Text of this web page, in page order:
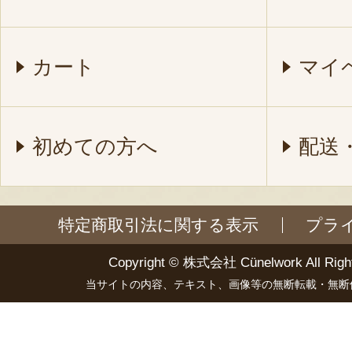
カート マイ
初めての方へ 配送
特定商取引法に関する表示 プラ
Copyright © 株式会社 Cünelwork All
当サイトの内容、テキスト、画像等の無断転載・無